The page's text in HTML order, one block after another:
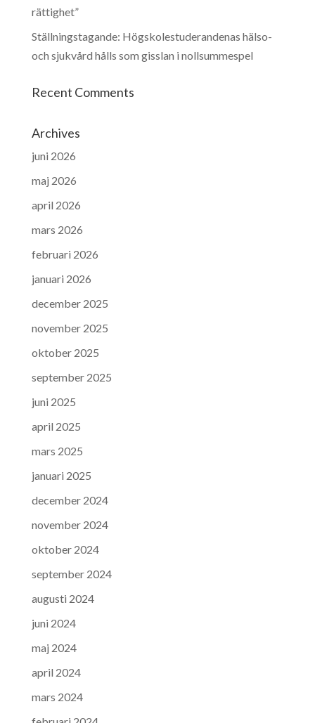
rättighet”
Ställningstagande: Högskolestuderandenas hälso-
och sjukvård hålls som gisslan i nollsummespel
Recent Comments
Archives
juni 2026
maj 2026
april 2026
mars 2026
februari 2026
januari 2026
december 2025
november 2025
oktober 2025
september 2025
juni 2025
april 2025
mars 2025
januari 2025
december 2024
november 2024
oktober 2024
september 2024
augusti 2024
juni 2024
maj 2024
april 2024
mars 2024